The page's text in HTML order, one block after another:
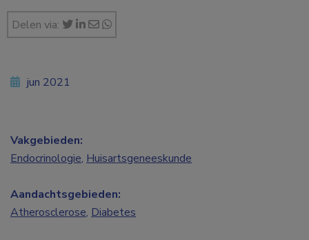
Delen via:
jun 2021
Vakgebieden:
Endocrinologie, Huisartsgeneeskunde
Aandachtsgebieden:
Atherosclerose, Diabetes